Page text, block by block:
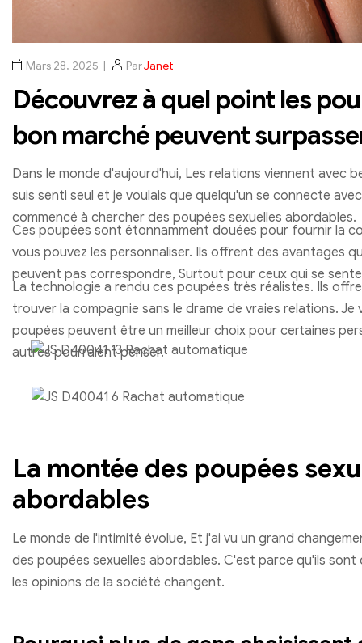
Mars 28, 2025 ParJanet
Découvrez à quel point les
bon marché peuvent
Dans le monde d'aujourd'hui, Les relations viennent avec
suis senti seul et je voulais que quelqu'un se connecte
commencé à chercher des poupées sexuelles abordables.
Ces poupées sont étonnamment douées pour fournir la
vous pouvez les personnaliser. Ils offrent des avantages
peuvent pas correspondre, Surtout pour ceux qui se
La technologie a rendu ces poupées très réalistes. Ils
trouver la compagnie sans le drame de vraies relations.
poupées peuvent être un meilleur choix pour certaines
autres pourraient penser.
La montée des poupées
abordables
Le monde de l'intimité évolue, Et j'ai vu un grand
des poupées sexuelles abordables. C'est parce qu'ils
les opinions de la société changent.